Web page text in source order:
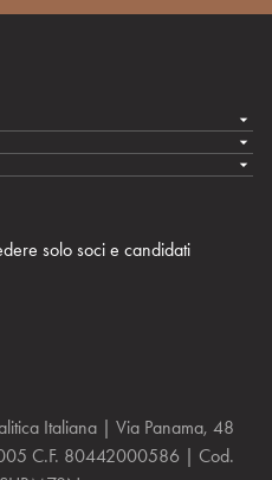
solo soci e candidati
Italiana | Via Panama, 48
C.F. 80442000586 | Cod.